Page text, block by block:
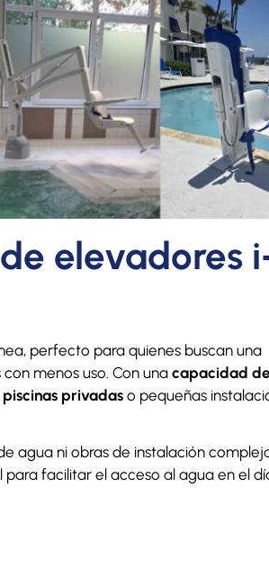
elevadores
perfecto para quienes buscan una
menos uso. Con unacapacidad
piscinas privadaso pequeñas
agua ni obras de instalación
facilitar el acceso al agua en el